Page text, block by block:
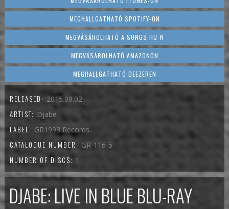
MEGHALLGATHATÓ SPOTIFY-ON
MEGVÁSÁROLHATÓ A SONGS.HU-N
MEGVÁSÁROLHATÓ AMAZONON
MEGHALLGATHATÓ DEEZEREN
RELEASED: 2015.09.02
ARTIST: Djabe
LABEL: GR1993 Records
CATALOGUE NUMBER: GR-116-5
NUMBER OF DISCS: 1
DJABE: LIVE IN BLUE BLU-RAY